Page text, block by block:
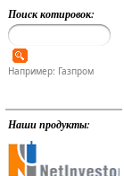
Поиск котировок:
Например: Газпром
Наши продукты: